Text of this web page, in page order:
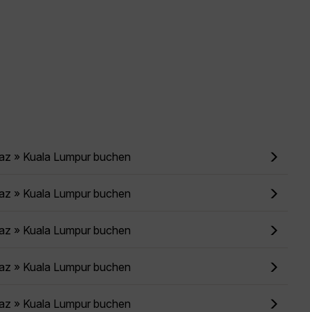
» Kuala Lumpur buchen
» Kuala Lumpur buchen
» Kuala Lumpur buchen
» Kuala Lumpur buchen
» Kuala Lumpur buchen